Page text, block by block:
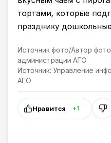
тортами, которые
празднику
Источник фото/Автор
администрации АГО
Источник: Управление
АГО
Нравится +1